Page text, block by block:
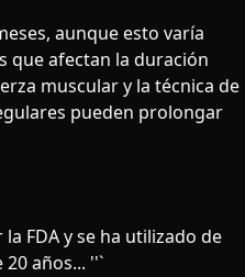
aunque esto varía
que afectan la duración
muscular y la técnica de
pueden prolongar
FDA y se ha utilizado de
años... ''`